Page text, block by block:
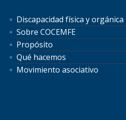
Discapacidad física y orgánica
Sobre COCEMFE
Propósito
Qué hacemos
Movimiento asociativo